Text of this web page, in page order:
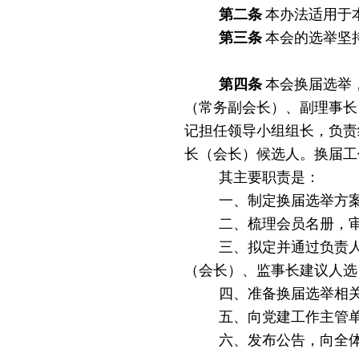
第二条 本办法适用于
第三条 本会的选举坚
第四条 本会换届选举
（常务副会长）、副理事
记担任领导小组组长，负
长（会长）候选人。换届
其主要职责是：
一、制定换届选举方
二、梳理会员名册，
三、拟定并通过负责
（会长）、监事长建议人
四、准备换届选举相
五、向党建工作主管
六、发布公告，向全